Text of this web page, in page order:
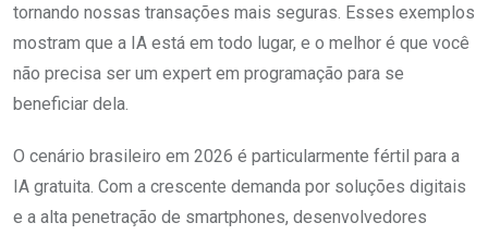
tornando nossas transações mais seguras. Esses exemplos
mostram que a IA está em todo lugar, e o melhor é que você
não precisa ser um expert em programação para se
beneficiar dela.
O cenário brasileiro em 2026 é particularmente fértil para a
IA gratuita. Com a crescente demanda por soluções digitais
e a alta penetração de smartphones, desenvolvedores